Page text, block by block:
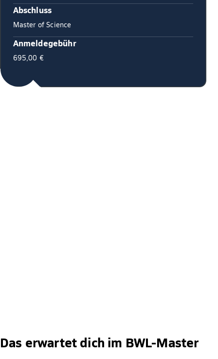
Abschluss
Master of Science
Anmeldegebühr
695,00 €
Das erwartet dich im BWL-Master